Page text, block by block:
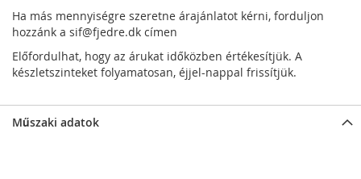
Ha más mennyiségre szeretne árajánlatot kérni, forduljon
hozzánk a sif@fjedre.dk címen
Előfordulhat, hogy az árukat időközben értékesítjük. A
készletszinteket folyamatosan, éjjel-nappal frissítjük.
Műszaki adatok